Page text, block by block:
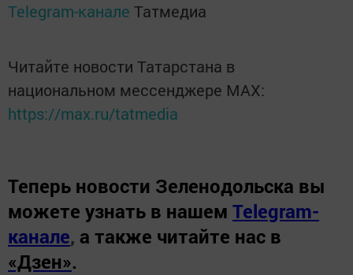
Telegram-канале Татмедиа
Читайте новости Татарстана в
национальном мессенджере MАХ:
https://max.ru/tatmedia
Теперь новости Зеленодольска вы
можете узнать в нашем Telegram-
канале, а также читайте нас в
«Дзен».